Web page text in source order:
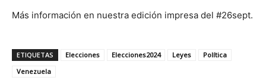
Más información en nuestra edición impresa del #26sept.
ETIQUETAS Elecciones Elecciones2024 Leyes
Política
Venezuela